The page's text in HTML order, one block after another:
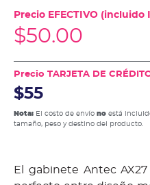
Precio EFECTIVO (incluido
$50.00
Precio TARJETA DE
$55
Nota: El costo de envío no está
tamaño, peso y destino del producto.
El gabinete Antec